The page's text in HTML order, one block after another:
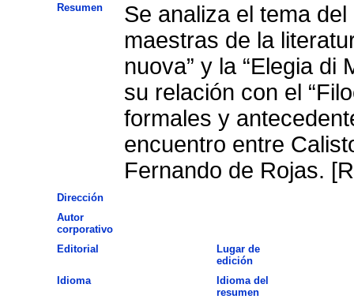
Resumen
Se analiza el tema
maestras de la
nuova” y la “Elegia di
su relación con el
formales y
encuentro entre
Fernando de Rojas.
Dirección
Autor
corporativo
Editorial
Lugar de
edición
Idioma
Idioma del
resumen